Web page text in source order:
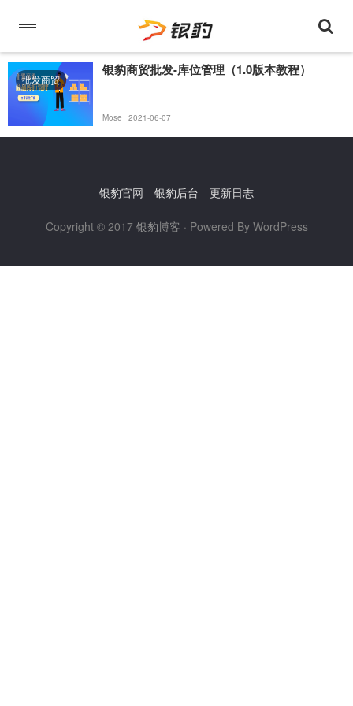
批发商贸
银豹商贸批发-库位管理（1.0版本教程）
Mose 2021-06-07
银豹官网 银豹后台 更新日志
Copyright © 2017 银豹博客 · Powered By WordPress